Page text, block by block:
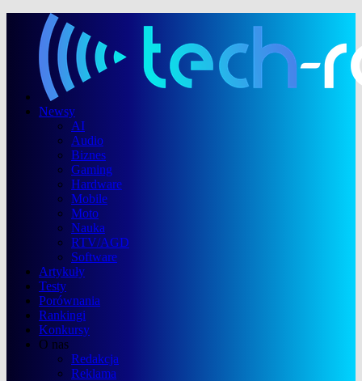
Newsy
AI
Audio
Biznes
Gaming
Hardware
Mobile
Moto
Nauka
RTV/AGD
Software
Artykuły
Testy
Porównania
Rankingi
Konkursy
O nas
Redakcja
Reklama